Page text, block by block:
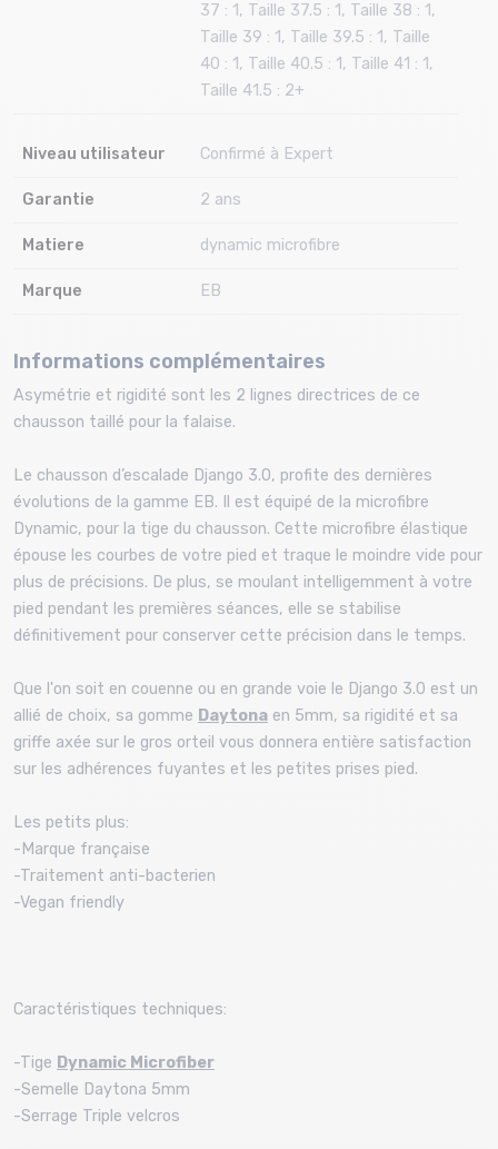
37 : 1, Taille 37.5 : 1, Taille 38 : 1,
Taille 39 : 1, Taille 39.5 : 1, Taille
40 : 1, Taille 40.5 : 1, Taille 41 : 1,
Taille 41.5 : 2+
Niveau utilisateur Confirmé à Expert
Garantie 2 ans
Matiere dynamic microfibre
Marque EB
Informations complémentaires
Asymétrie et rigidité sont les 2 lignes directrices de ce
chausson taillé pour la falaise.
Le chausson d’escalade Django 3.0, profite des dernières
évolutions de la gamme EB. Il est équipé de la microfibre
Dynamic, pour la tige du chausson. Cette microfibre élastique
épouse les courbes de votre pied et traque le moindre vide pour
plus de précisions. De plus, se moulant intelligemment à votre
pied pendant les premières séances, elle se stabilise
définitivement pour conserver cette précision dans le temps.
Que l'on soit en couenne ou en grande voie le Django 3.0 est un
allié de choix, sa gomme Daytona en 5mm, sa rigidité et sa
griffe axée sur le gros orteil vous donnera entière satisfaction
sur les adhérences fuyantes et les petites prises pied.
Les petits plus:
-Marque française
-Traitement anti-bacterien
-Vegan friendly
Caractéristiques techniques:
-Tige Dynamic Microfiber
-Semelle Daytona 5mm
-Serrage Triple velcros